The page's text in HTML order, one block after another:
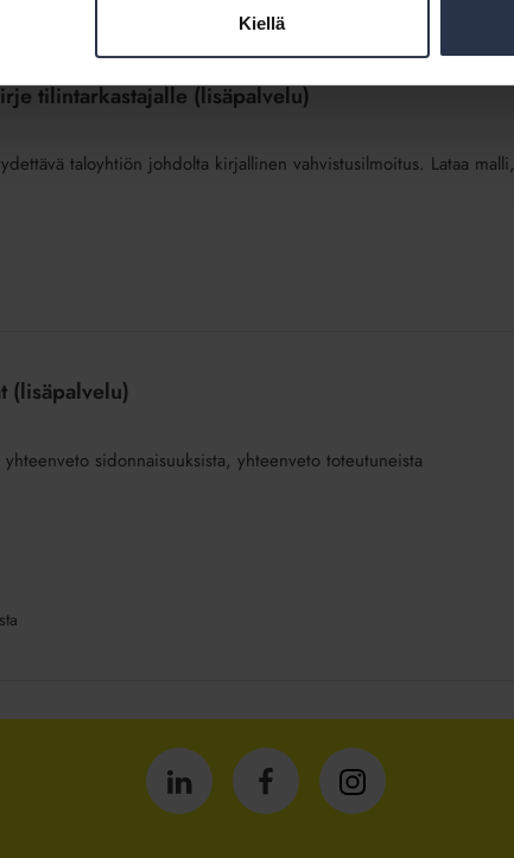
Kiellä
tilintarkastajalle (lisäpalvelu)
taloyhtiön johdolta kirjallinen vahvistusilmoitus. Lataa malli,
(lisäpalvelu)
sidonnaisuuksista, yhteenveto toteutuneista
Isännöintiliitto
LinkedInissä
Isännöintiliitto
Facebookissa
Isännöintiliitto
Instagrammissa